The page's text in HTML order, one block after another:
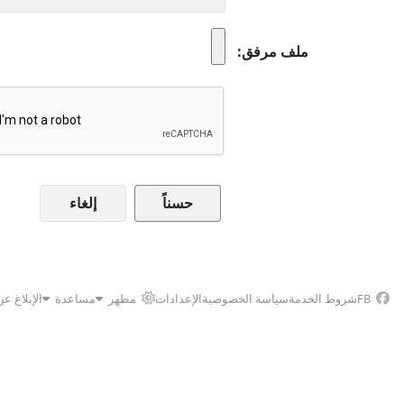
ملف مرفق
إلغاء
FBشروط الخدمةسياسة الخصوصيةالإعدادات مظهر مساعدة الإبلاغ